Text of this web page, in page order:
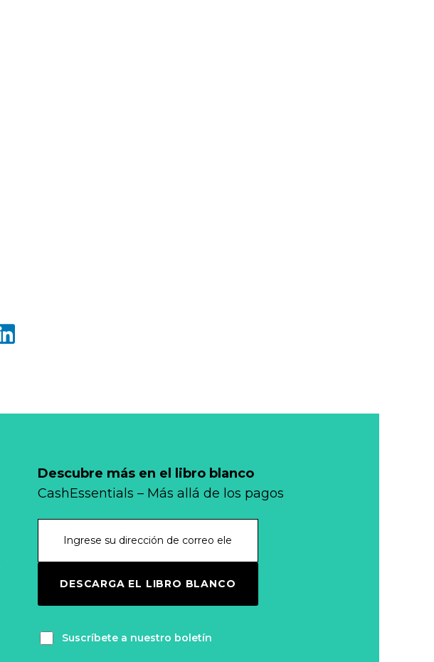
Descubre más en el libro blanco
CashEssentials – Más allá de los pagos
DESCARGA EL LIBRO BLANCO
Suscríbete a nuestro boletín